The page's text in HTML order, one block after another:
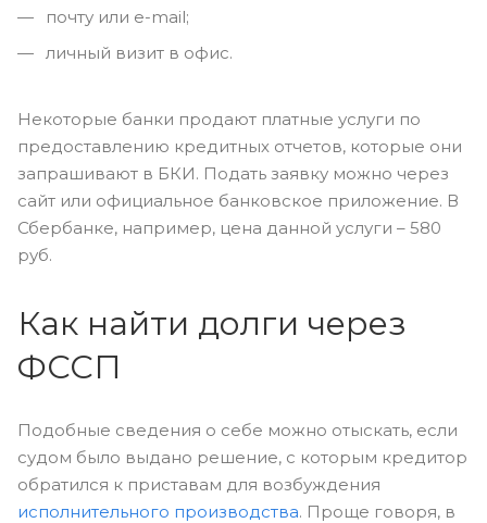
почту или e-mail;
личный визит в офис.
Некоторые банки продают платные услуги по
предоставлению кредитных отчетов, которые они
запрашивают в БКИ. Подать заявку можно через
сайт или официальное банковское приложение. В
Сбербанке, например, цена данной услуги – 580
руб.
Как найти долги через
ФССП
Подобные сведения о себе можно отыскать, если
судом было выдано решение, с которым кредитор
обратился к приставам для возбуждения
исполнительного производства. Проще говоря, в